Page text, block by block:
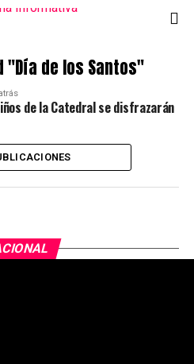
"Día de los Santos"
de la Catedral se disfrazarán